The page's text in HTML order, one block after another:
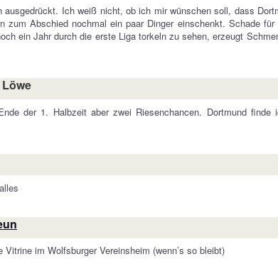
Ich weiß nicht, ob ich mir wünschen soll, dass
zum Abschied nochmal ein paar Dinger einschenkt. Schade für
ein Jahr durch die erste Liga torkeln zu sehen, erzeugt
der 1. Halbzeit aber zwei Riesenchancen. Dortmund
im Wolfsburger Vereinsheim (wenn’s so bleibt)